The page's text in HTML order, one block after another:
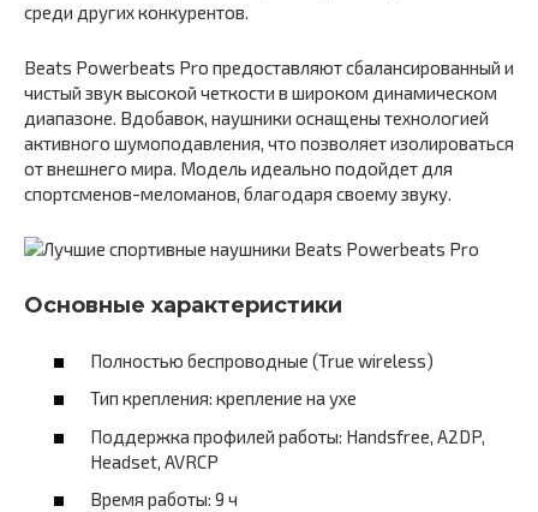
среди других конкурентов.
Beats Powerbeats Pro предоставляют сбалансированный и
чистый звук высокой четкости в широком динамическом
диапазоне. Вдобавок, наушники оснащены технологией
активного шумоподавления, что позволяет изолироваться
от внешнего мира. Модель идеально подойдет для
спортсменов-меломанов, благодаря своему звуку.
Основные характеристики
Полностью беспроводные (True wireless)
Тип крепления: крепление на ухе
Поддержка профилей работы: Handsfree, A2DP,
Headset, AVRCP
Время работы: 9 ч